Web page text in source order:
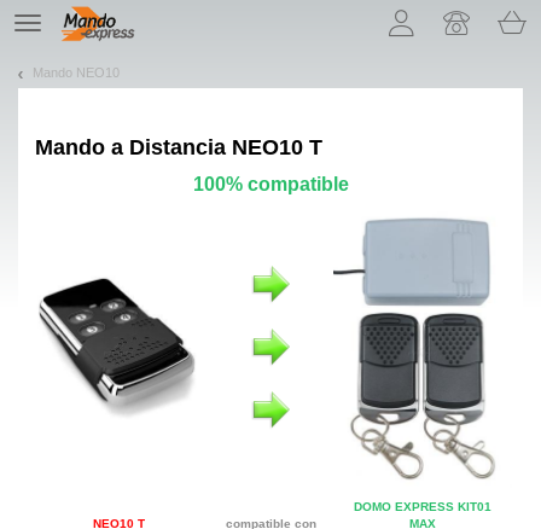
TE
navigation
Mando NEO10
Mando a Distancia NEO10 T
100% compatible
NEO10 T compatible con
DOMO EXPRESS KIT01
MAX
¡Permítenos presentarte nuestras cookies!